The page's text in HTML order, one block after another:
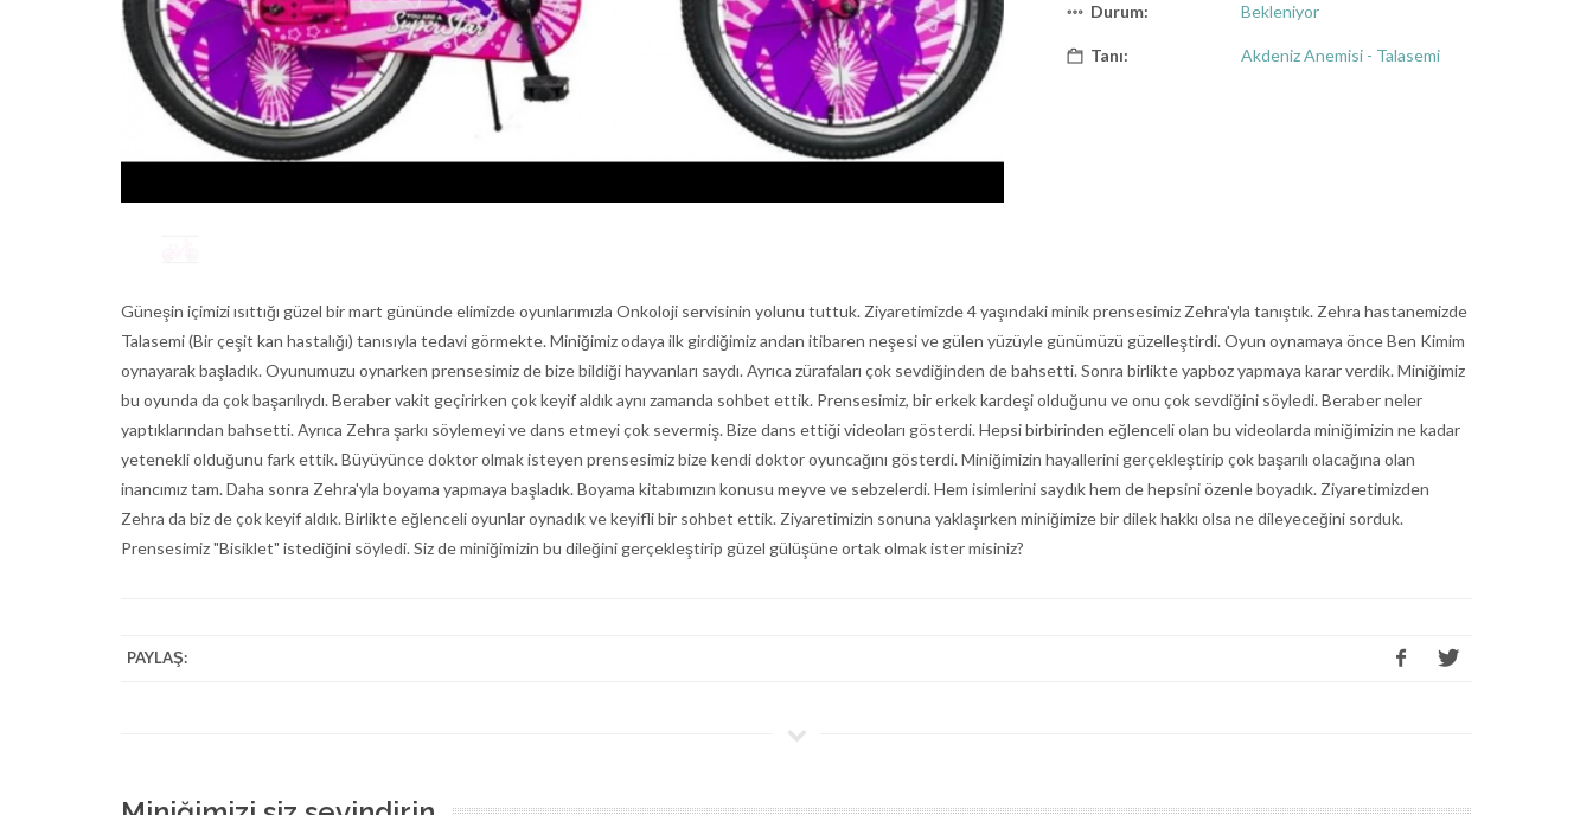
Durum: Bekleniyor
Tanı: Akdeniz Anemisi - Talasemi
Güneşin içimizi ısıttığı güzel bir mart gününde elimizde oyunlarımızla Onkoloji servisinin yolunu tuttuk. Ziyaretimizde 4 yaşındaki minik prensesimiz Zehra'yla tanıştık. Zehra hastanemizde
Talasemi (Bir çeşit kan hastalığı) tanısıyla tedavi görmekte. Miniğimiz odaya ilk girdiğimiz andan itibaren neşesi ve gülen yüzüyle günümüzü güzelleştirdi. Oyun oynamaya önce Ben Kimim
oynayarak başladık. Oyunumuzu oynarken prensesimiz de bize bildiği hayvanları saydı. Ayrıca zürafaları çok sevdiğinden de bahsetti. Sonra birlikte yapboz yapmaya karar verdik. Miniğimiz
bu oyunda da çok başarılıydı. Beraber vakit geçirirken çok keyif aldık aynı zamanda sohbet ettik. Prensesimiz, bir erkek kardeşi olduğunu ve onu çok sevdiğini söyledi. Beraber neler
yaptıklarından bahsetti. Ayrıca Zehra şarkı söylemeyi ve dans etmeyi çok severmiş. Bize dans ettiği videoları gösterdi. Hepsi birbirinden eğlenceli olan bu videolarda miniğimizin ne kadar
yetenekli olduğunu fark ettik. Büyüyünce doktor olmak isteyen prensesimiz bize kendi doktor oyuncağını gösterdi. Miniğimizin hayallerini gerçekleştirip çok başarılı olacağına olan
inancımız tam. Daha sonra Zehra'yla boyama yapmaya başladık. Boyama kitabımızın konusu meyve ve sebzelerdi. Hem isimlerini saydık hem de hepsini özenle boyadık. Ziyaretimizden
Zehra da biz de çok keyif aldık. Birlikte eğlenceli oyunlar oynadık ve keyifli bir sohbet ettik. Ziyaretimizin sonuna yaklaşırken miniğimize bir dilek hakkı olsa ne dileyeceğini sorduk.
Prensesimiz "Bisiklet" istediğini söyledi. Siz de miniğimizin bu dileğini gerçekleştirip güzel gülüşüne ortak olmak ister misiniz?
PAYLAŞ: